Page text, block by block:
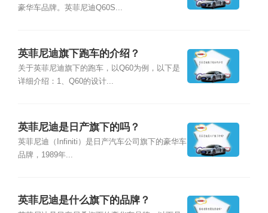
豪华车品牌。英菲尼迪Q60S...
英菲尼迪旗下跑车的介绍？
关于英菲尼迪旗下的跑车，以Q60为例，以下是
详细介绍：1、Q60的设计...
英菲尼迪是日产旗下的吗？
英菲尼迪（Infiniti）是日产汽车公司旗下的豪华车
品牌，1989年...
英菲尼迪是什么旗下的品牌？